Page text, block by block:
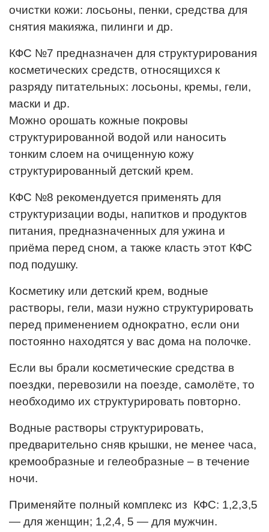
очистки кожи: лосьоны, пенки, средства для
снятия макияжа, пилинги и др.
КФС №7 предназначен для структурирования
косметических средств, относящихся к
разряду питательных: лосьоны, кремы, гели,
маски и др.
Можно орошать кожные покровы
структурированной водой или наносить
тонким слоем на очищенную кожу
структурированный детский крем.
КФС №8 рекомендуется применять для
структуризации воды, напитков и продуктов
питания, предназначенных для ужина и
приёма перед сном, а также класть этот КФС
под подушку.
Косметику или детский крем, водные
растворы, гели, мази нужно структурировать
перед применением однократно, если они
постоянно находятся у вас дома на полочке.
Если вы брали косметические средства в
поездки, перевозили на поезде, самолёте, то
необходимо их структурировать повторно.
Водные растворы структурировать,
предварительно сняв крышки, не менее часа,
кремообразные и гелеобразные – в течение
ночи.
Применяйте полный комплекс из КФС: 1,2,3,5
— для женщин; 1,2,4, 5 — для мужчин.